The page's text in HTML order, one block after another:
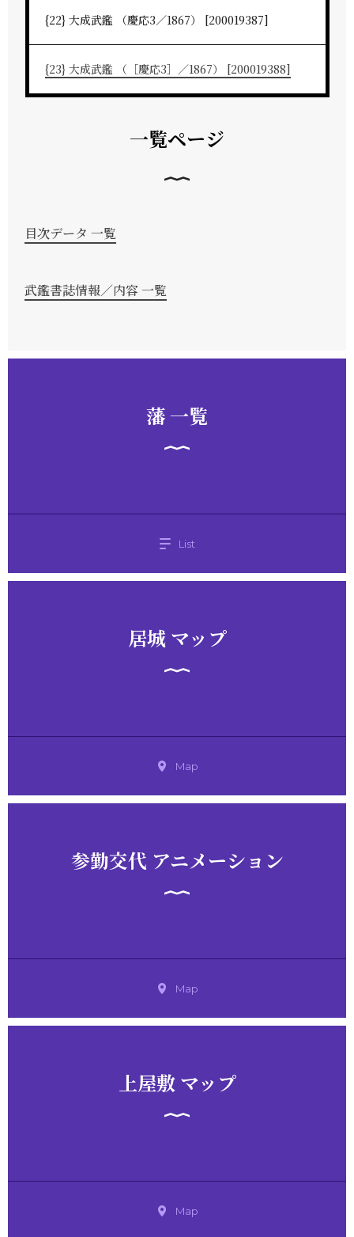
{22} 大成武鑑 （慶応3／1867） [200019387]
{23} 大成武鑑 （［慶応3］／1867） [200019388]
一覧ページ
目次データ 一覧
武鑑書誌情報／内容 一覧
藩 一覧
List
居城 マップ
Map
参勤交代 アニメーション
Map
上屋敷 マップ
Map